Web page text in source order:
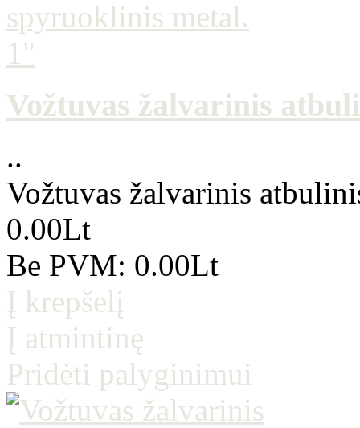
Vožtuvas žalvarinis
..
Vožtuvas žalvarinis
0.00Lt
Be PVM: 0.00Lt
Į krepšelį
Į atmintinę
Pridėti palyginimui